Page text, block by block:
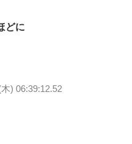
どに
) 06:39:12.52